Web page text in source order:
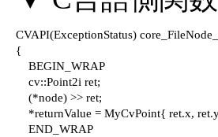
CVAPI(ExceptionStatus)
{
    BEGIN_WRAP
    cv::Point2i ret;
    (*node) >> ret;
*returnValue = MyCvPoint{ ret.x,
    END_WRAP